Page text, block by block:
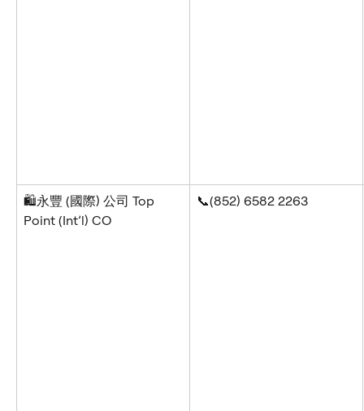
🛍️永豐 (國際) 公司 Top
Point (Int’l) CO
📞(852) 6582 2263